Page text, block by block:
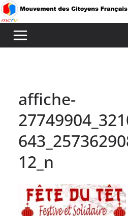
Passer
au
contenu
affiche-
12_n